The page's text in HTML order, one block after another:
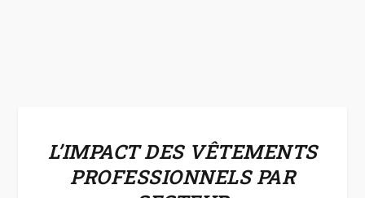
L’IMPACT DES VÊTEMENTS
PROFESSIONNELS PAR